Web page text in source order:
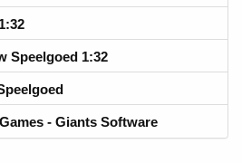
Speelgoed 1:32
- Giants Software